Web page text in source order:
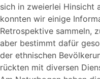
sich in zweierlei Hinsicht
konnten wir einige
Retrospektive sammeln,
aber bestimmt dafür
der ethnischen
rückten mit diversen